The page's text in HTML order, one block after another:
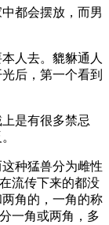
都会摆放，而男
人去。貔貅通人
后，第一个看到
是有很多禁忌
种猛兽分为雌性
流传下来的都没
角的，一角的称
一角或两角，多